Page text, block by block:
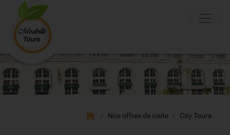
Nos offres de visite City Tours